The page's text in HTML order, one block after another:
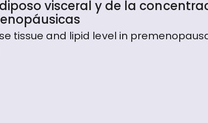
visceral y de la
tissue and lipid level in